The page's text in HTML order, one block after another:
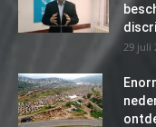
29 juli